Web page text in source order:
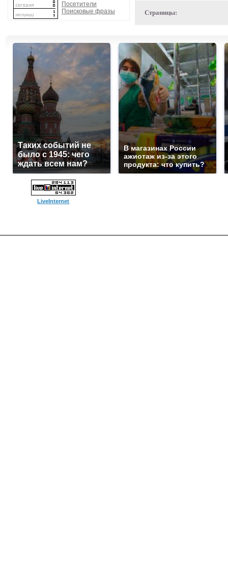
Посетители
Поисковые фразы
Страницы:
Таких событий не
было с 1945: чего
ждать всем нам?
В магазинах России
ажиотаж из-за этого
продукта: что купить?
LiveInternet